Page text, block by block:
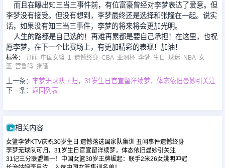
而且在曝出知三当三事件前，有位富豪曾经对李梦表达了爱意。但
李梦没有接受。但没有想到，李梦最终还是选择和张隆在一起。说实
话，如果没有知三当三事件，李梦的将来将会更加光明。
人生的路都是自己选的！再难再累都是要自己承担！在这里，也祝
愿李梦，在下一个比赛场上，有更加精彩的表现！加油！
标签： 丑闻 中国女篮 1 遗憾终身 CBA 亚洲杯 李梦 生日 球迷 NBA 女
篮 宫鲁鸣 张隆
上一条： 李梦无球队可归，31岁生日官宣留洋续梦，体态依旧曼妙引关注
下一条： 返回列表
相关内容
女篮李梦KTV庆祝30岁生日 遗憾落选国家队集训 丑闻事件遗憾终身
李梦无球队可归，31岁生日官宣留洋续梦，体态依旧曼妙引关注
31记三分联盟第一！中国女篮30岁王牌崛起：联手2米26女姚明冲冠